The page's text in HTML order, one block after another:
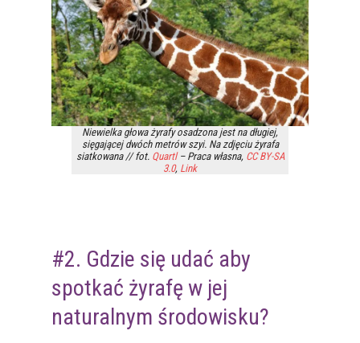
Niewielka głowa żyrafy osadzona jest na długiej,
sięgającej dwóch metrów szyi. Na zdjęciu żyrafa
siatkowana // fot. Quartl– Praca własna, CC BY-SA
3.0, Link
#2. Gdzie się udać aby
spotkać żyrafę w jej
naturalnym środowisku?